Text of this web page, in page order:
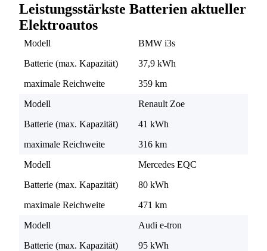
Leistungsstärkste Batterien aktueller
Elektroautos
Modell
BMW i3s
Batterie (max. Kapazität)
37,9 kWh
maximale Reichweite
359 km
Modell
Renault Zoe
Batterie (max. Kapazität)
41 kWh
maximale Reichweite
316 km
Modell
Mercedes EQC
Batterie (max. Kapazität)
80 kWh
maximale Reichweite
471 km
Modell
Audi e-tron
Batterie (max. Kapazität)
95 kWh